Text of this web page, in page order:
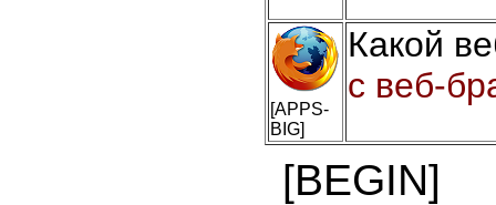
[APPS-
BIG]
Какой
с веб-
[BEGIN]